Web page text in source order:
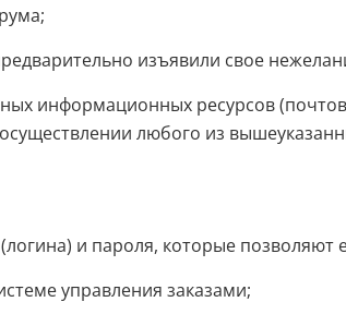
изъявили свое
информационных ресурсов
любого из
и пароля, которые
управления заказами;